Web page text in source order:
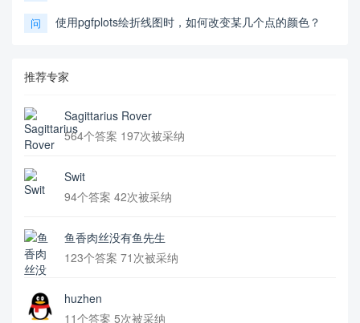
问 使用pgfplots绘折线图时，如何改变某几个点的颜色？
推荐专家
Sagittarius Rover
564个答案 197次被采纳
Swit
94个答案 42次被采纳
鱼香肉丝没有鱼先生
123个答案 71次被采纳
huzhen
11个答案 5次被采纳